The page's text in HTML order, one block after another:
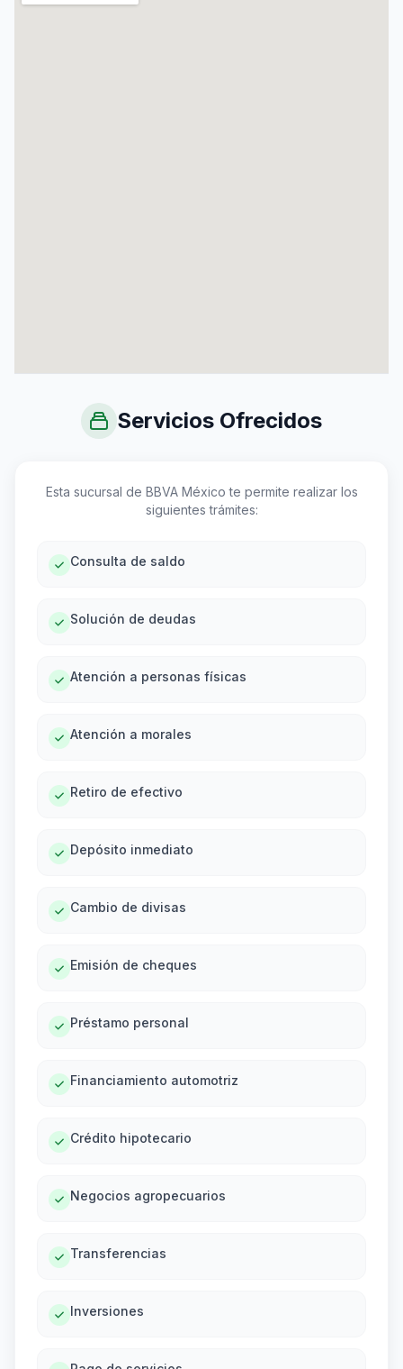
Servicios Ofrecidos
Esta sucursal de BBVA México te permite realizar los
siguientes trámites:
Consulta de saldo
Solución de deudas
Atención a personas físicas
Atención a morales
Retiro de efectivo
Depósito inmediato
Cambio de divisas
Emisión de cheques
Préstamo personal
Financiamiento automotriz
Crédito hipotecario
Negocios agropecuarios
Transferencias
Inversiones